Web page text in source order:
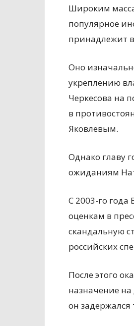
Широким
популярное
принадлежит
Оно
укреплению
Черкесова на
в
Яковлевым.
Однако главу
ожиданиям
С 2003-го
оценкам в
скандальную
российских
После этого
назначение на
он задержался